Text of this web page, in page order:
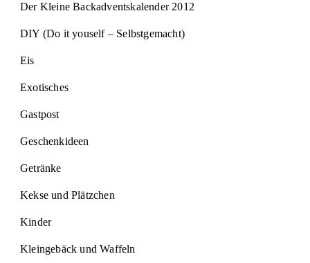
Der Kleine Backadventskalender 2012
DIY (Do it youself – Selbstgemacht)
Eis
Exotisches
Gastpost
Geschenkideen
Getränke
Kekse und Plätzchen
Kinder
Kleingebäck und Waffeln